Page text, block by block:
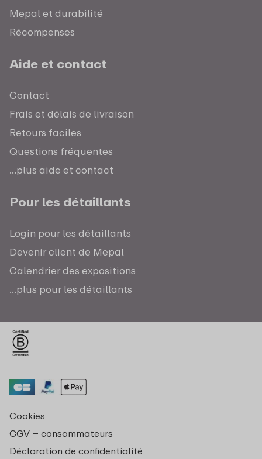
Mepal et durabilité
Récompenses
Aide et contact
Contact
Frais et délais de livraison
Retours faciles
Questions fréquentes
...plus aide et contact
Pour les détaillants
Login pour les détaillants
Devenir client de Mepal
Calendrier des expositions
...plus pour les détaillants
Cookies
CGV – consommateurs
Déclaration de confidentialité